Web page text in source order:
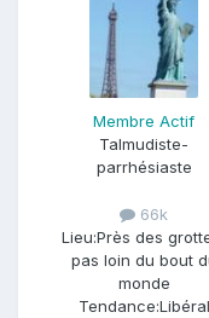
Membre Actif
Talmudiste-
parrhésiaste
66k
Lieu:Près des
pas loin du bout
monde
Tendance:Libéral